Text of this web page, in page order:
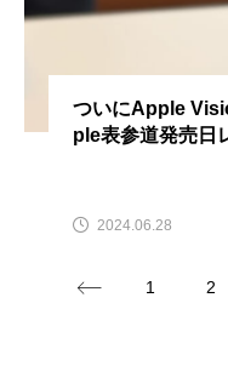
ついにApple
ple表参道発売日
2024.06.28
1 2